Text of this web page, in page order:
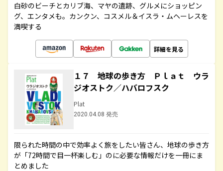
白砂のビーチとカリブ海、マヤの遺跡、グルメにショッピン
グ、エンタメも。カンクン、コスメル＆イスラ・ムヘーレスを
満喫する
詳細を見る
１７ 地球の歩き方 Ｐｌａｔ ウラ
ジオストク／ハバロフスク
Plat
2020.04.08 発売
限られた時間の中で効率よく旅をしたい皆さん、地球の歩き方
が「72時間で目一杯楽しむ」のに必要な情報だけを一冊にま
とめました